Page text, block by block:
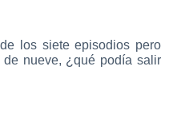
los siete episodios pero
nueve, ¿qué podía salir